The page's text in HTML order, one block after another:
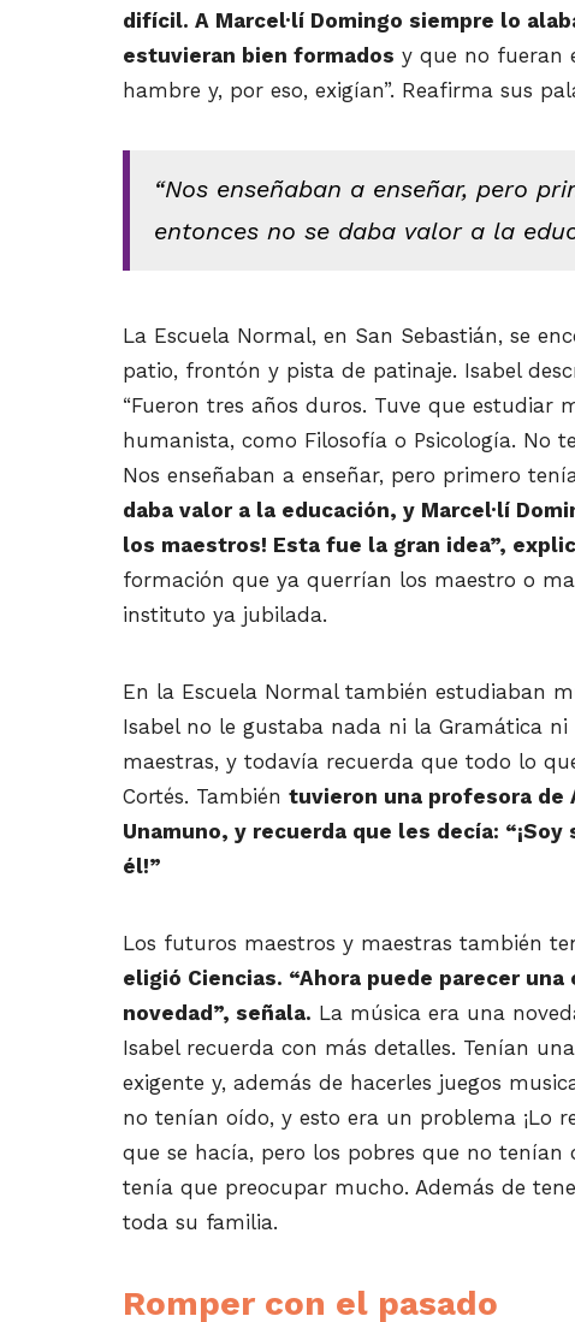
difícil. A Marcel·lí Domingo siempre lo
estuvieran bien formados y que no fueran
hambre y, por eso, exigían”. Reafirma sus
“Nos enseñaban a enseñar, pero
entonces no se daba valor a la
La Escuela Normal, en San Sebastián, se
patio, frontón y pista de patinaje. Isabel
“Fueron tres años duros. Tuve que estudiar
humanista, como Filosofía o Psicología. No
Nos enseñaban a enseñar, pero primero
daba valor a la educación, y Marcel·lí
los maestros! Esta fue la gran idea”,
formación que ya querrían los maestro o
instituto ya jubilada.
En la Escuela Normal también estudiaban
Isabel no le gustaba nada ni la Gramática ni
maestras, y todavía recuerda que todo lo
Cortés. También tuvieron una profesora de
Unamuno, y recuerda que les decía: “¡Soy
él!”
Los futuros maestros y maestras también
eligió Ciencias. “Ahora puede parecer una
novedad”, señala. La música era una
Isabel recuerda con más detalles. Tenían
exigente y, además de hacerles juegos
no tenían oído, y esto era un problema ¡Lo
que se hacía, pero los pobres que no tenían
tenía que preocupar mucho. Además de
toda su familia.
Romper con el pasado